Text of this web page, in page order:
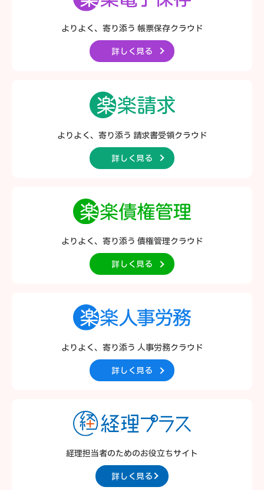
よりよく、寄り添う 帳票保存クラウド
詳しく見る
よりよく、寄り添う 請求書受領クラウド
詳しく見る
よりよく、寄り添う 債権管理クラウド
詳しく見る
よりよく、寄り添う 人事労務クラウド
詳しく見る
経理担当者のためのお役立ちサイト
詳しく見る